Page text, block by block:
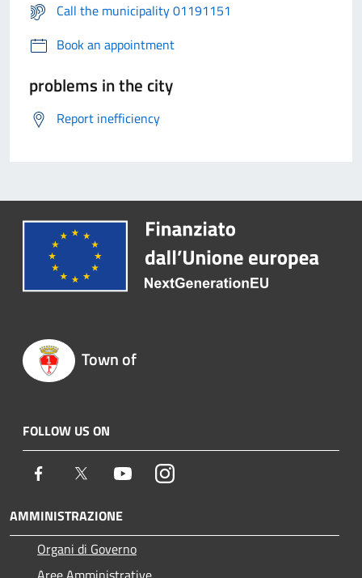
Call the municipality 01191151
Book an appointment
problems in the city
Report inefficiency
Town of
FOLLOW US ON
Facebook Twitter YoutubeInstagram
AMMINISTRAZIONE
Organi di Governo